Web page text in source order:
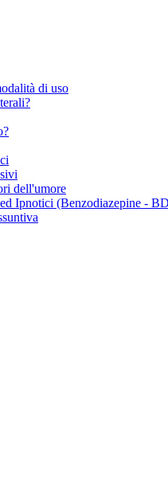
di uso
dell'umore
Ipnotici (Benzodiazepine -